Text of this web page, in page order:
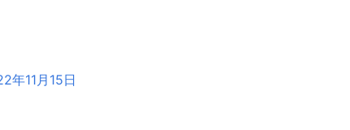
年11月15日